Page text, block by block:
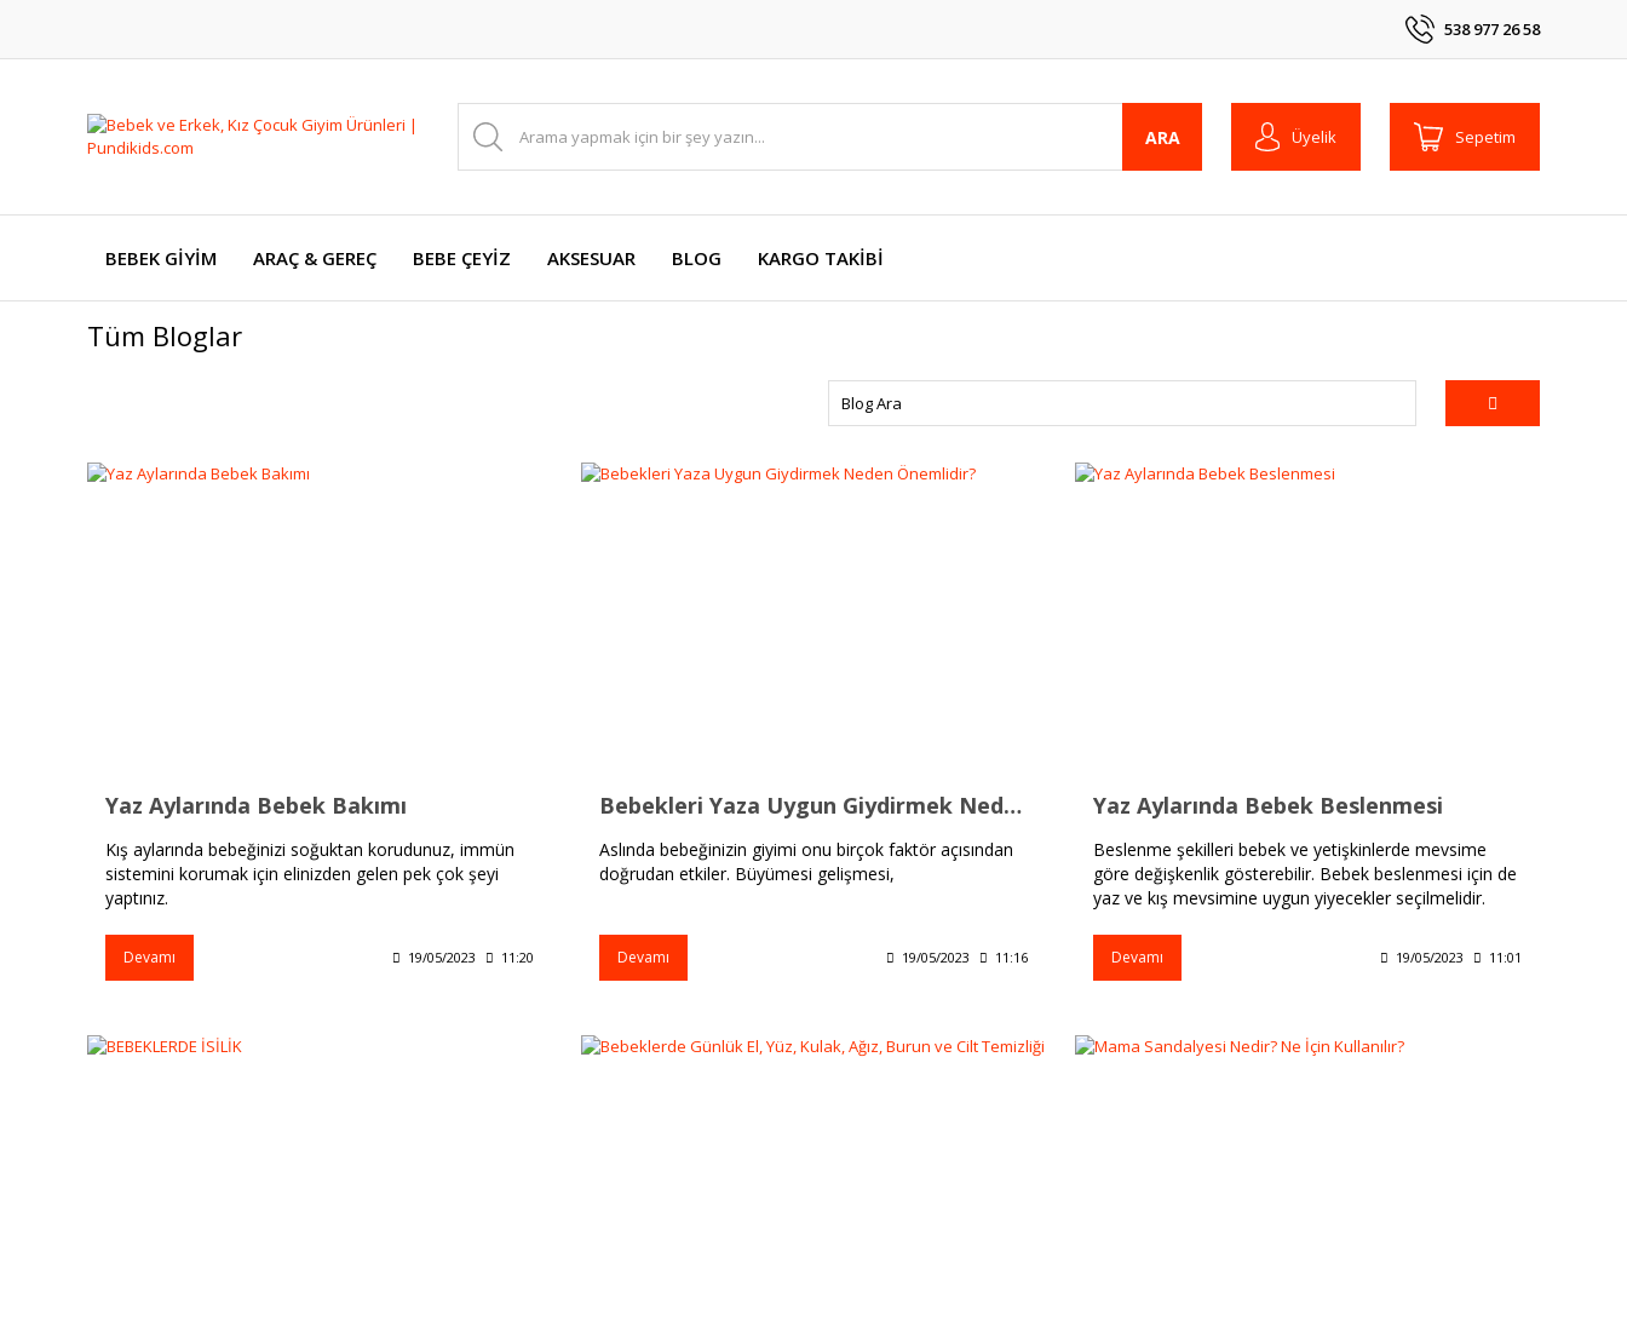
538 977 26 58
ARA Üyelik Sepetim
BEBEK GİYİM ARAÇ & GEREÇ BEBE ÇEYİZ AKSESUAR BLOG KARGO TAKİBİ
Tüm Bloglar
Yaz Aylarında Bebek Bakımı
Kış aylarında bebeğinizi soğuktan korudunuz, immün
sistemini korumak için elinizden gelen pek çok şeyi
yaptınız.
Devamı 19/05/2023 11:20
Bebekleri Yaza Uygun Giydirmek Neden Önemlidir?
Aslında bebeğinizin giyimi onu birçok faktör açısından
doğrudan etkiler. Büyümesi gelişmesi,
Devamı 19/05/2023 11:16
Yaz Aylarında Bebek Beslenmesi
Beslenme şekilleri bebek ve yetişkinlerde mevsime
göre değişkenlik gösterebilir. Bebek beslenmesi için de
yaz ve kış mevsimine uygun yiyecekler seçilmelidir.
Devamı 19/05/2023 11:01